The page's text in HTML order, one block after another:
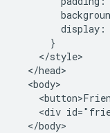
display:
      }
    </style>
  </head>
  <body>
<div
  </body>